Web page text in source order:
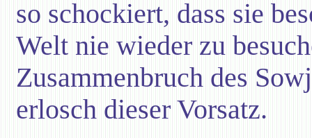
so schockiert, dass sie
Welt nie wieder zu
Zusammenbruch des
erlosch dieser Vorsatz.